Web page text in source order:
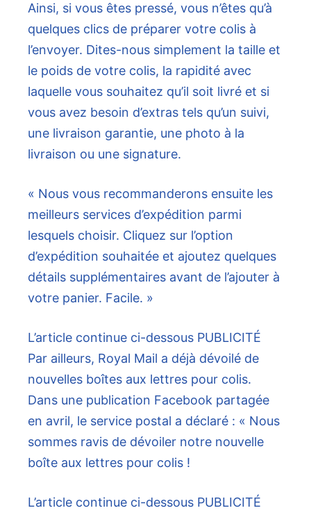
Ainsi, si vous êtes pressé, vous n’êtes qu’à
quelques clics de préparer votre colis à
l’envoyer. Dites-nous simplement la taille et
le poids de votre colis, la rapidité avec
laquelle vous souhaitez qu’il soit livré et si
vous avez besoin d’extras tels qu’un suivi,
une livraison garantie, une photo à la
livraison ou une signature.
« Nous vous recommanderons ensuite les
meilleurs services d’expédition parmi
lesquels choisir. Cliquez sur l’option
d’expédition souhaitée et ajoutez quelques
détails supplémentaires avant de l’ajouter à
votre panier. Facile. »
L’article continue ci-dessous PUBLICITÉ
Par ailleurs, Royal Mail a déjà dévoilé de
nouvelles boîtes aux lettres pour colis.
Dans une publication Facebook partagée
en avril, le service postal a déclaré : « Nous
sommes ravis de dévoiler notre nouvelle
boîte aux lettres pour colis !
L’article continue ci-dessous PUBLICITÉ